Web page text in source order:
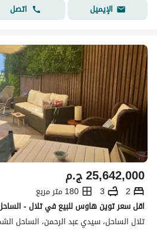
الإيميل
اتصل
ج.م25,642,000
2
3
180 متر مربع
اقل سعر توين هاوس للبيع في تلال -
تلال الساحل، سيدي عبد الرحمن، الساحل